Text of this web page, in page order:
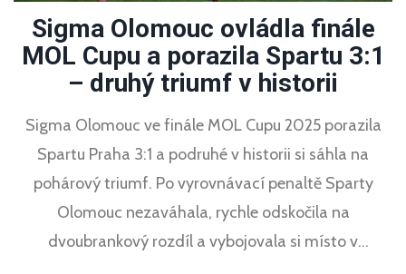
Sigma Olomouc ovládla finále
MOL Cupu a porazila Spartu 3:1
– druhý triumf v historii
Sigma Olomouc ve finále MOL Cupu 2025 porazila
Spartu Praha 3:1 a podruhé v historii si sáhla na
pohárový triumf. Po vyrovnávací penaltě Sparty
Olomouc nezaváhala, rychle odskočila na
dvoubrankový rozdíl a vybojovala si místo v